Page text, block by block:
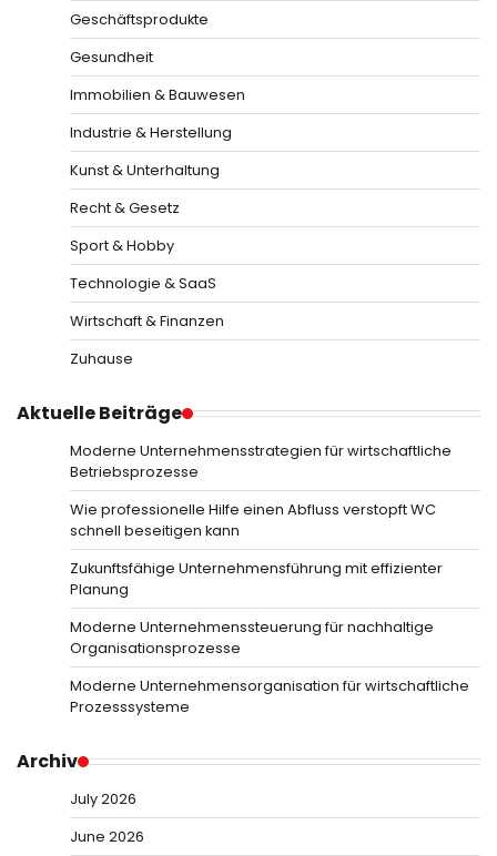
Geschäftsprodukte
Gesundheit
Immobilien & Bauwesen
Industrie & Herstellung
Kunst & Unterhaltung
Recht & Gesetz
Sport & Hobby
Technologie & SaaS
Wirtschaft & Finanzen
Zuhause
Aktuelle Beiträge
Moderne Unternehmensstrategien für wirtschaftliche
Betriebsprozesse
Wie professionelle Hilfe einen Abfluss verstopft WC
schnell beseitigen kann
Zukunftsfähige Unternehmensführung mit effizienter
Planung
Moderne Unternehmenssteuerung für nachhaltige
Organisationsprozesse
Moderne Unternehmensorganisation für wirtschaftliche
Prozesssysteme
Archiv
July 2026
June 2026